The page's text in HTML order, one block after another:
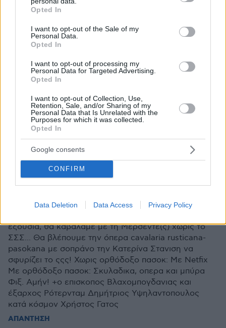
grant or deny consent to Google and its third-party tags to
use your data for below specified purposes in below Google
consent section.
Opted In
I want to opt-out of the Sale of my
Personal Data.
Opted In
I want to opt-out of processing my
Personal Data for Targeted Advertising.
Opted In
I want to opt-out of Collection, Use,
Retention, Sale, and/or Sharing of my
Personal Data that Is Unrelated with the
Purposes for which it was collected.
Opted In
Google consents
CONFIRM
Data Deletion Data Access Privacy Policy
Ανώμαλοι
19.12.2020, 20:48
Σιχάματα
ΑΠΑΝΤΗΣΗ
19.12.2020, 13:14
O ιδρυτής του ΝΕΤFLIX είναι ανιψιός του Edward
Bernays. Ψάξτε τον και τα συμπεράσματα δικά σας.
ΑΠΑΝΤΗΣΗ
19.12.2020, 12:16
εξουσία, θα καβαλαμε με τη Μερσεντε(ς) χωρίς το
ΣΣΣ... Θα βλέπουμε την όπερα cavalaria rusticana-
pasokana με σοπράνο την Κατερίνα Στανιση να
σφυρίζει το ςςς! Χωρις ορθόδοξο πασοκ: Με Netfix
Με ορθόδοξο πασοκ: Σκυλαδικα, οπερα και μπύρα
Φιξ. Αμήν! +ο επισκοπος Βλαχομπογδανιας και
έξαρχος Ρότερνταμ Δημήτριος Υψηλαντοπουλος
κατά κόσμον Χρήστος Γατος
ΑΠΑΝΤΗΣΗ